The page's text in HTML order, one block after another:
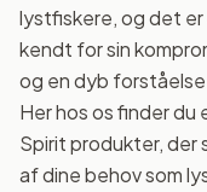
lystfiskere, og det
kendt for sin
og en dyb
Her hos os finder
Spirit produkter,
af dine behov som